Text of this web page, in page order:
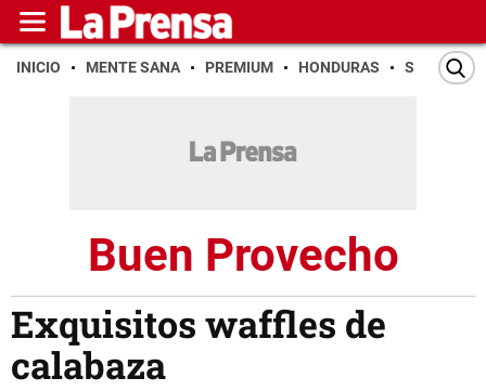
INICIO MENTE SANA PREMIUM HONDURAS SAN PEDRO
Buen Provecho
Exquisitos waffles de
calabaza